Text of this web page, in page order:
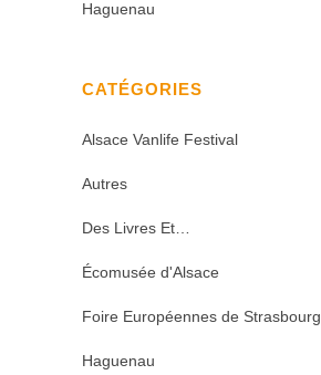
Haguenau
CATÉGORIES
Alsace Vanlife Festival
Autres
Des Livres Et…
Écomusée d'Alsace
Foire Européennes de Strasbourg
Haguenau